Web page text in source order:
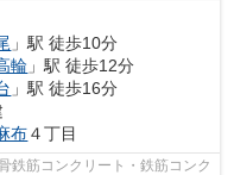
」駅 徒歩10分
輪 」駅 徒歩12分
」駅 徒歩16分
布４丁目